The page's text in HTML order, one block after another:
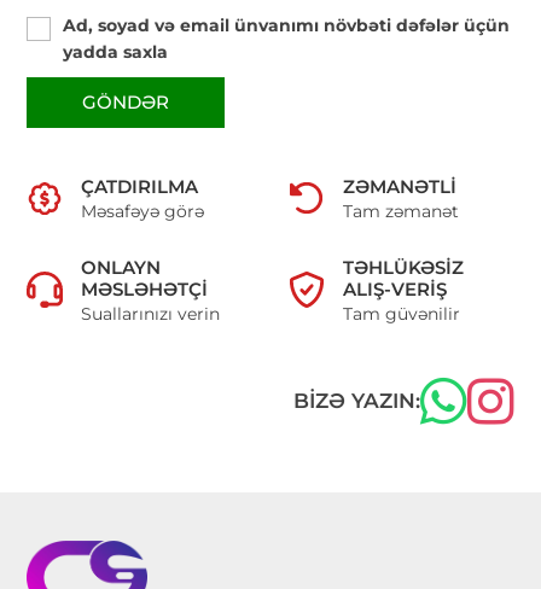
Ad, soyad və email ünvanımı növbəti dəfələr üçün
yadda saxla
GÖNDƏR
ÇATDIRILMA
Məsafəyə görə
ZƏMANƏTLI
Tam zəmanət
ONLAYN
MƏSLƏHƏTÇI
Suallarınızı verin
TƏHLÜKƏSIZ
ALIŞ-VERIŞ
Tam güvənilir
BIZƏ YAZIN: